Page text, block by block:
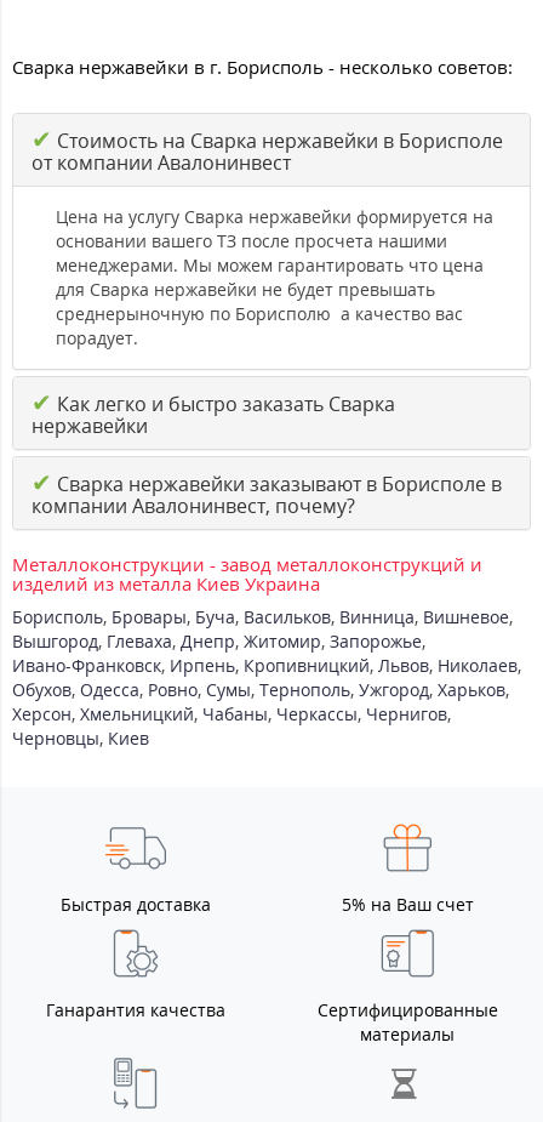
Сварка нержавейки в г. Борисполь - несколько советов:
✔ Стоимость на Сварка нержавейки в Борисполе
от компании Авалонинвест
Цена на услугу Сварка нержавейки формируется на
основании вашего ТЗ после просчета нашими
менеджерами. Мы можем гарантировать что цена
для Сварка нержавейки не будет превышать
среднерыночную по Борисполю а качество вас
порадует.
✔ Как легко и быстро заказать Сварка
нержавейки
✔ Сварка нержавейки заказывают в Борисполе в
компании Авалонинвест, почему?
Металлоконструкции - завод металлоконструкций и
изделий из металла Киев Украина
Борисполь, Бровары, Буча, Васильков, Винница, Вишневое,
Вышгород, Глеваха, Днепр, Житомир, Запорожье,
Ивано-Франковск, Ирпень, Кропивницкий, Львов, Николаев,
Обухов, Одесса, Ровно, Сумы, Тернополь, Ужгород, Харьков,
Херсон, Хмельницкий, Чабаны, Черкассы, Чернигов,
Черновцы, Киев
Быстрая доставка 5% на Ваш счет
Ганарантия качества
Сертифицированные
материалы